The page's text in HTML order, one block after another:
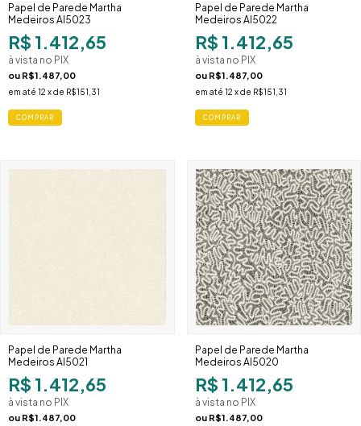
Papel de Parede Martha
Medeiros AI5023
R$ 1.412,65
à vista no PIX
ou R$1.487,00
em até 12 x de R$151,31
Papel de Parede Martha
Medeiros AI5022
R$ 1.412,65
à vista no PIX
ou R$1.487,00
em até 12 x de R$151,31
Papel de Parede Martha
Medeiros AI5021
R$ 1.412,65
à vista no PIX
ou R$1.487,00
Papel de Parede Martha
Medeiros AI5020
R$ 1.412,65
à vista no PIX
ou R$1.487,00